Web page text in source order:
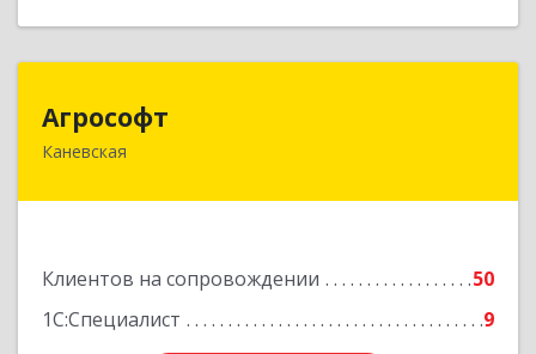
Агрософт
Каневская
Клиентов на сопровождении
50
1С:Специалист
9
353730, Краснодарский край, Каневская ст-ца,